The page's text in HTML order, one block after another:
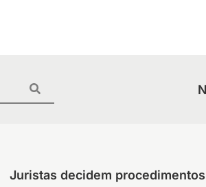
Juristas decidem